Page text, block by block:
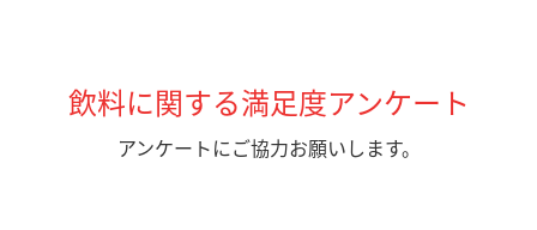
飲料に関する満足度アンケート
アンケートにご協力お願いします。